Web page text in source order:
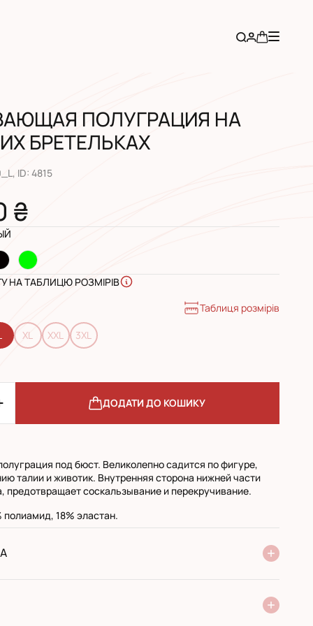
ПОЛУГРАЦИЯ НА
БРЕТЕЛЬКАХ
, ID: 4815
₴
НА ТАБЛИЦЮ РОЗМІРІВ
Таблиця розмірів
XL XXL 3XL
ДОДАТИ ДО КОШИКУ
под бюст. Великолепно садится по фигуре,
талии и животик. Внутренняя сторона нижней части
предотвращает соскальзывание и перекручивание.
18% эластан.